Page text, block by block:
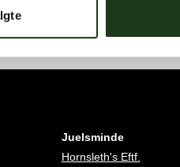
nærmeste afdeling
Juelsminde
Hornsleth's Eftf.